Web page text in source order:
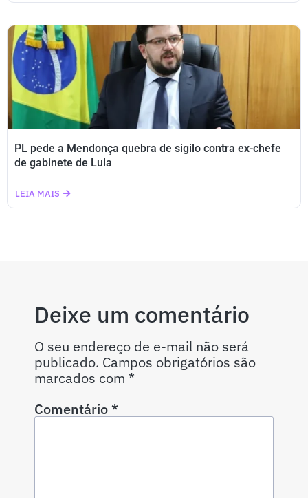
PL pede a Mendonça quebra de sigilo contra ex-chefe
de gabinete de Lula
LEIA MAIS
Deixe um comentário
O seu endereço de e-mail não será
publicado. Campos obrigatórios são
marcados com *
Comentário*